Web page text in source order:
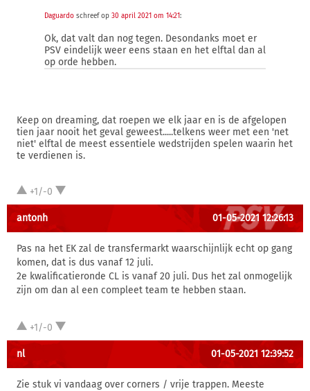
Daguardo schreef op 30 april 2021 om 14:21:
Ok, dat valt dan nog tegen. Desondanks moet er
PSV eindelijk weer eens staan en het elftal dan al
op orde hebben.
Keep on dreaming, dat roepen we elk jaar en is de afgelopen
tien jaar nooit het geval geweest.....telkens weer met een 'net
niet' elftal de meest essentiele wedstrijden spelen waarin het
te verdienen is.
+1/-0
antonh 01-05-2021 12:26:13
Pas na het EK zal de transfermarkt waarschijnlijk echt op gang
komen, dat is dus vanaf 12 juli.
2e kwalificatieronde CL is vanaf 20 juli. Dus het zal onmogelijk
zijn om dan al een compleet team te hebben staan.
+1/-0
nl 01-05-2021 12:39:52
Zie stuk vi vandaag over corners / vrije trappen. Meeste